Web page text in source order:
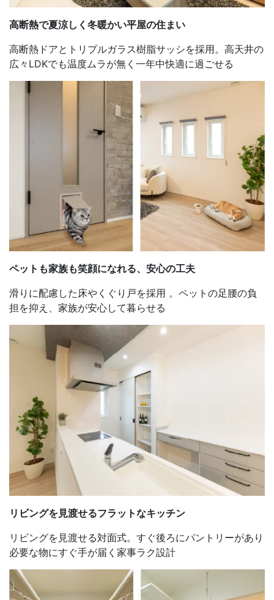
高断熱で夏涼しく冬暖かい平屋の住まい
高断熱ドアとトリプルガラス樹脂サッシを採用。高天井の
広々LDKでも温度ムラが無く一年中快適に過ごせる
ペットも家族も笑顔になれる、安心の工夫
滑りに配慮した床やくぐり戸を採用 。ペットの足腰の負
担を抑え、家族が安心して暮らせる
リビングを見渡せるフラットなキッチン
リビングを見渡せる対面式。すぐ後ろにパントリーがあり
必要な物にすぐ手が届く家事ラク設計